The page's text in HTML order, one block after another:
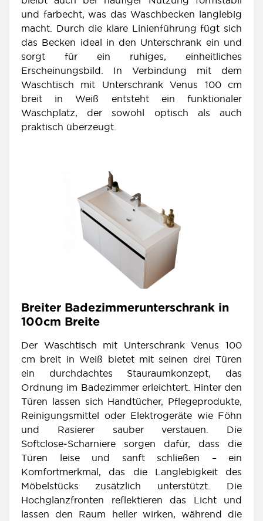
und farbecht, was das Waschbecken langlebig
macht. Durch die klare Linienführung fügt sich
das Becken ideal in den Unterschrank ein und
sorgt für ein ruhiges, einheitliches
Erscheinungsbild. In Verbindung mit dem
Waschtisch mit Unterschrank Venus 100 cm
breit in Weiß entsteht ein funktionaler
Waschplatz, der sowohl optisch als auch
praktisch überzeugt.
Breiter Badezimmerunterschrank in
100cm Breite
Der Waschtisch mit Unterschrank Venus 100
cm breit in Weiß bietet mit seinen drei Türen
ein durchdachtes Stauraumkonzept, das
Ordnung im Badezimmer erleichtert. Hinter den
Türen lassen sich Handtücher, Pflegeprodukte,
Reinigungsmittel oder Elektrogeräte wie Föhn
und Rasierer sauber verstauen. Die
Softclose‑Scharniere sorgen dafür, dass die
Türen leise und sanft schließen – ein
Komfortmerkmal, das die Langlebigkeit des
Möbelstücks zusätzlich unterstützt. Die
Hochglanzfronten reflektieren das Licht und
lassen den Raum heller wirken, während die